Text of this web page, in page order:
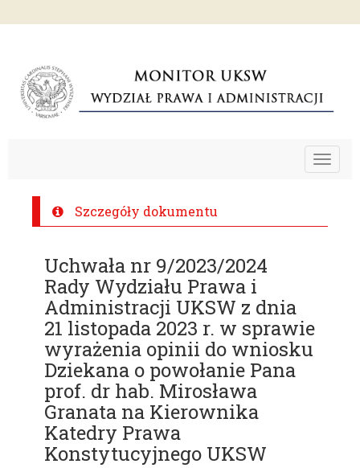
Toggle
Szczegóły dokumentu
Uchwała nr 9/2023/2024
Rady Wydziału Prawa i
Administracji UKSW z dnia
21 listopada 2023 r. w sprawie
wyrażenia opinii do wniosku
Dziekana o powołanie Pana
prof. dr hab. Mirosława
Granata na Kierownika
Katedry Prawa
Konstytucyjnego UKSW